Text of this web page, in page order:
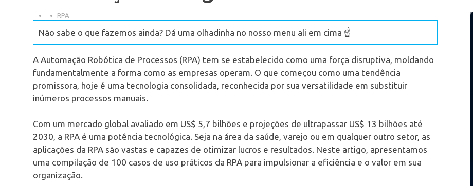
RPA
Não sabe o que fazemos ainda? Dá uma olhadinha no nosso menu ali em cima ☝️
A Automação Robótica de Processos (RPA) tem se estabelecido como uma força disruptiva, moldando
fundamentalmente a forma como as empresas operam. O que começou como uma tendência
promissora, hoje é uma tecnologia consolidada, reconhecida por sua versatilidade em substituir
inúmeros processos manuais.
Com um mercado global avaliado em US$ 5,7 bilhões e projeções de ultrapassar US$ 13 bilhões até
2030, a RPA é uma potência tecnológica. Seja na área da saúde, varejo ou em qualquer outro setor, as
aplicações da RPA são vastas e capazes de otimizar lucros e resultados. Neste artigo, apresentamos
uma compilação de 100 casos de uso práticos da RPA para impulsionar a eficiência e o valor em sua
organização.